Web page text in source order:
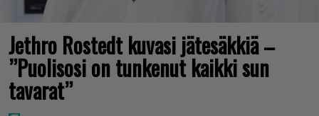
Jethro Rostedt kuvasi jätesäkkiä –
”Puolisosi on tunkenut kaikki sun
tavarat”